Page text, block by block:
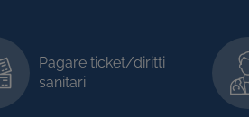
Pagare ticket/diritti
sanitari